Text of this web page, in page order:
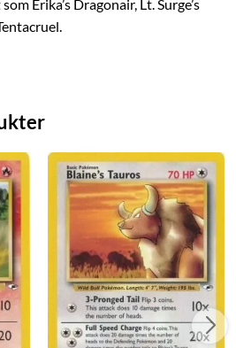
Erika’s Dragonair, Lt. Surge’s